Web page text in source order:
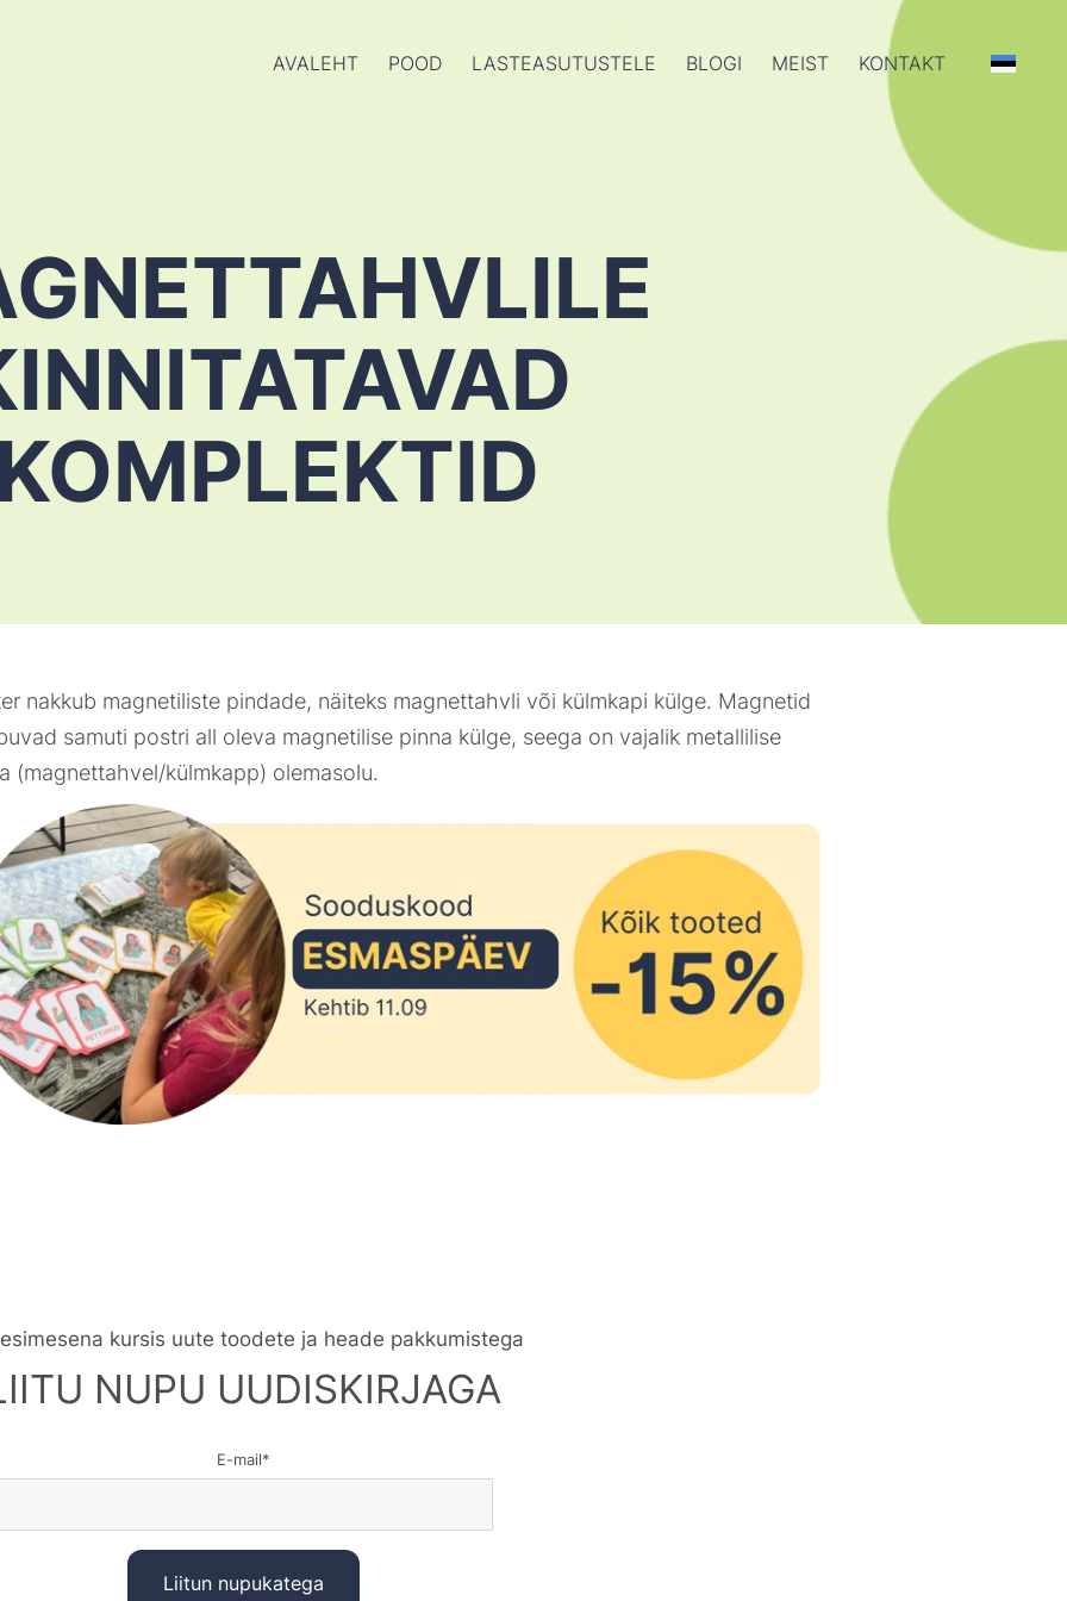
AVALEHT POOD LASTEASUTUSTELE BLOGI MEIST KONTAKT
nakkub magnetiliste pindade, näiteks magnettahvli või külmkapi külge. Magnetid
samuti postri all oleva magnetilise pinna külge, seega on vajalik metallilise
(magnettahvel/külmkapp) olemasolu.
kursis uute toodete ja heade pakkumistega
NUPU UUDISKIRJAGA
E-mail